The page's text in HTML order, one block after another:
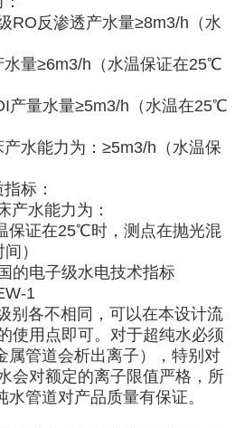
反渗透产水量≥8m3/h（水
量≥6m3/h（水温保证在25℃
量水量≥5m3/h（水温在25℃
水能力为：≥5m3/h（水温保
标：
水能力为：
保证在25℃时，测点在抛光混
）
的电子级水电技术指标
1
各不相同，可以在本设计流
使用点即可。对于超纯水必须
属管道会析出离子），特别对
会对额定的离子限值严格，所
管道对产品质量有保证。